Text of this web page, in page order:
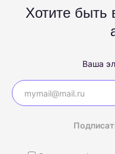
Хотите быть
Ваша